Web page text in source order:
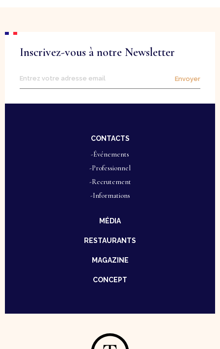
Inscrivez-vous à notre Newsletter
Envoyer
CONTACTS
-Événements
-Professionnel
-Recrutement
-Informations
MÉDIA
RESTAURANTS
MAGAZINE
CONCEPT